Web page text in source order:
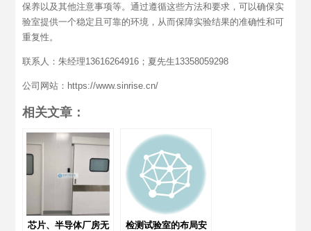
保养以及其他注意事项等。通过遵循这些方法和要求，可以确保实
验室提供一个稳定且可靠的环境，从而保障实验结果的准确性和可
重复性。
联系人：朱经理13616264916；夏先生13358059298
公司网站：https://www.sinrise.cn/
相关文章：
芯片、半导体厂房无
检测试验室的布局安